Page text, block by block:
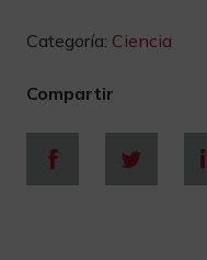
Categoría: Ciencia
Compartir